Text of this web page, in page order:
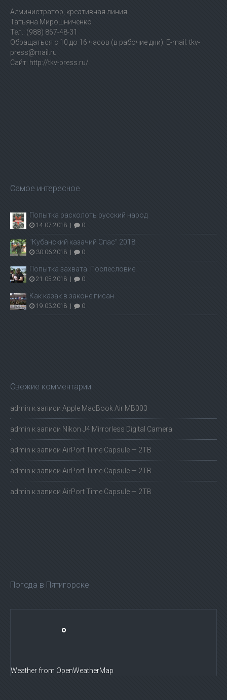
Администратор, креативная линия
Татьяна Мирошниченко
Тел.: (988) 867-48-31
Обращаться с 10 до 16 часов (в рабочие дни). E-mail: tkv-
press@mail.ru
Сайт: http://tkv-press.ru/
Самое интересное
Попытка расколоть русский народ
14.07.2018 | 0
"Кубанский казачий Спас" 2018
30.06.2018 | 0
Попытка захвата. Послесловие.
21.05.2018 | 0
Как казак в законе писан
19.03.2018 | 0
Свежие комментарии
admin к записи Apple MacBook Air MB003
admin к записи Nikon J4 Mirrorless Digital Camera
admin к записи AirPort Time Capsule — 2TB
admin к записи AirPort Time Capsule — 2TB
admin к записи AirPort Time Capsule — 2TB
Погода в Пятигорске
°
Weather from OpenWeatherMap